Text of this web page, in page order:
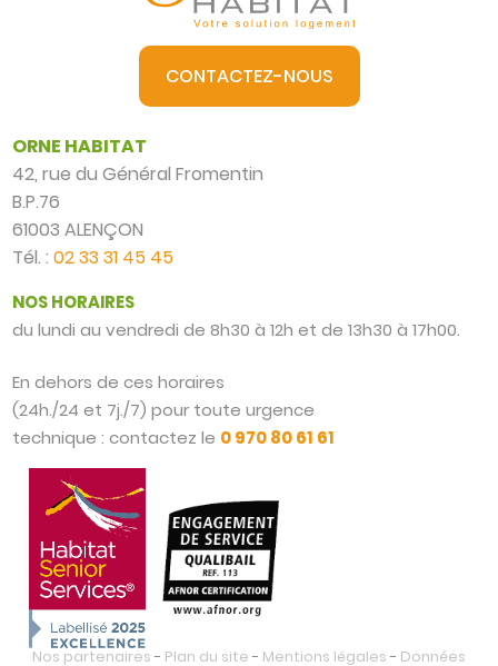
CONTACTEZ-NOUS
ORNE HABITAT
42, rue du Général Fromentin
B.P.76
61003 ALENÇON
Tél. :02 33 31 45 45
NOS HORAIRES
du lundi au vendredi de 8h30 à 12h et de 13h30 à 17h00.
En dehors de ces horaires
(24h./24 et 7j./7) pour toute urgence
technique : contactez le 0 970 80 61 61
Nos partenaires - Plan du site - Mentions légales - Données